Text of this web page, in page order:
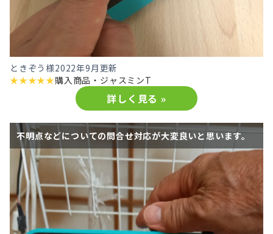
ときぞう様2022年9月更新
★★★★★購入商品・ ジャスミンT
詳しく見る »
不明点などについての問合せ対応が大変良いと思います。